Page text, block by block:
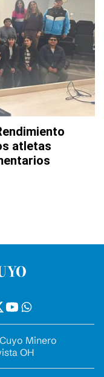
atletas
Cuyo Minero
OH